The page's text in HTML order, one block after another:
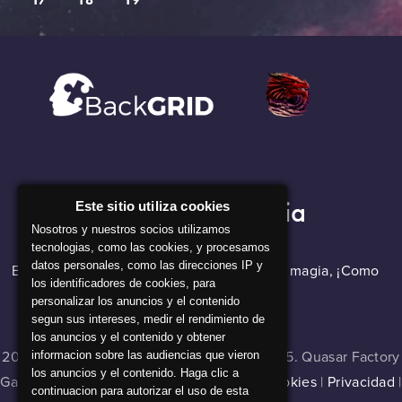
Nuestra Compañia
El software de backGRID parece que hace magia, ¡Como
nuestros alquimistas!
2024 © Master of Cladia v 1.0.0 , build 16335. Quasar Factory
Games. Todos los derechos reservados |
Cookies| Privacidad |
Este sitio utiliza cookies
Nosotros y nuestros socios utilizamos
tecnologias, como las cookies, y procesamos
datos personales, como las direcciones IP y
los identificadores de cookies, para
personalizar los anuncios y el contenido
segun sus intereses, medir el rendimiento de
los anuncios y el contenido y obtener
informacion sobre las audiencias que vieron
los anuncios y el contenido. Haga clic a
continuacion para autorizar el uso de esta